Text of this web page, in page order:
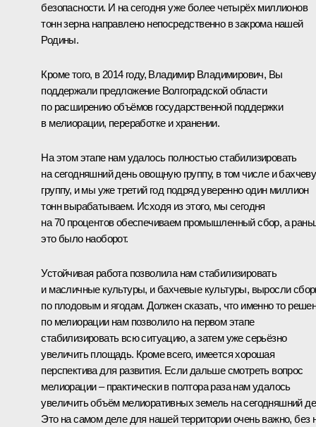
безопасности. И на сегодня уже более четырёх миллионов
тонн зерна направлено непосредственно в закрома нашей
Родины.
Кроме того, в 2014 году, Владимир Владимирович, Вы
поддержали предложение Волгоградской области
по расширению объёмов государственной поддержки
в мелиорации, переработке и хранении.
На этом этапе нам удалось полностью стабилизировать
на сегодняшний день овощную группу, в том числе и
группу, и мы уже третий год подряд уверенно один миллион
тонн вырабатываем. Исходя из этого, мы сегодня
на 70 процентов обеспечиваем промышленный сбор, а
это было наоборот.
Устойчивая работа позволила нам стабилизировать
и масличные культуры, и бахчевые культуры, выросли
по плодовым и ягодам. Должен сказать, что именно то
по мелиорации нам позволило на первом этапе
стабилизировать всю ситуацию, а затем уже серьёзно
увеличить площадь. Кроме всего, имеется хорошая
перспектива для развития. Если дальше смотреть вопрос
мелиорации – практически в полтора раза нам удалось
увеличить объём мелиоративных земель на сегодняшний
Это на самом деле для нашей территории очень важно, без